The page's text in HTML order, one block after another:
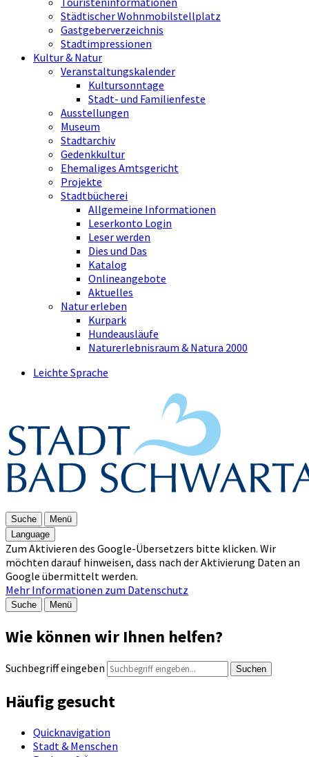
Städtischer Wohnmobilstellplatz
Gastgeberverzeichnis
Stadtimpressionen
Kultur & Natur
Veranstaltungskalender
Kultursonntage
Stadt- und Familienfeste
Ausstellungen
Museum
Stadtarchiv
Gedenkkultur
Ehemaliges Amtsgericht
Projekte
Stadtbücherei
Allgemeine Informationen
Leserkonto Login
Leser werden
Dies und Das
Katalog
Onlineangebote
Aktuelles
Natur erleben
Kurpark
Hundeausläufe
Naturerlebnisraum & Natura 2000
Leichte Sprache
Suche
Menü
Language
Zum Aktivieren des Google-Übersetzers bitte klicken. Wir
möchten darauf hinweisen, dass nach der Aktivierung Daten an
Google übermittelt werden.
Mehr Informationen zum Datenschutz
Suche Menü
Wie können wir Ihnen helfen?
Suchbegriff eingeben Suchen
Häufig gesucht
Quicknavigation
Stadt & Menschen